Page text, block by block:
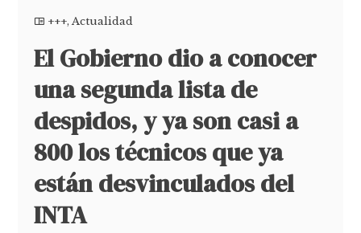
+++,Actualidad
El Gobierno dio a conocer
una segunda lista de
despidos, y ya son casi a
800 los técnicos que ya
están desvinculados del
INTA